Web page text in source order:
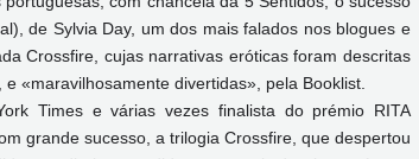
de Sylvia Day, um dos mais falados nos blogues e
Crossfire, cujas narrativas eróticas foram descritas
«maravilhosamente divertidas», pela Booklist.
Times e várias vezes finalista do prémio RITA
grande sucesso, a trilogia Crossfire, que despertou